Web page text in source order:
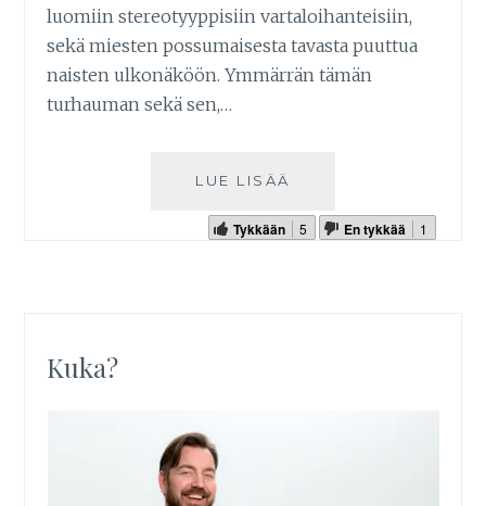
luomiin stereotyyppisiin vartaloihanteisiin,
sekä miesten possumaisesta tavasta puuttua
naisten ulkonäköön. Ymmärrän tämän
turhauman sekä sen,…
LUE LISÄÄ
Tykkään 5 En tykkää 1
Kuka?